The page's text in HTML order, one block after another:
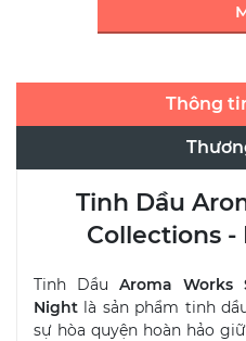
Thông
Tinh Dầu
Collections
Tinh Dầu Aroma Works
Night là sản phẩm tinh
sự hòa quyện hoàn hảo